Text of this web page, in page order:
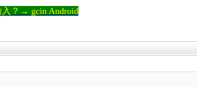
？→ gcin Android